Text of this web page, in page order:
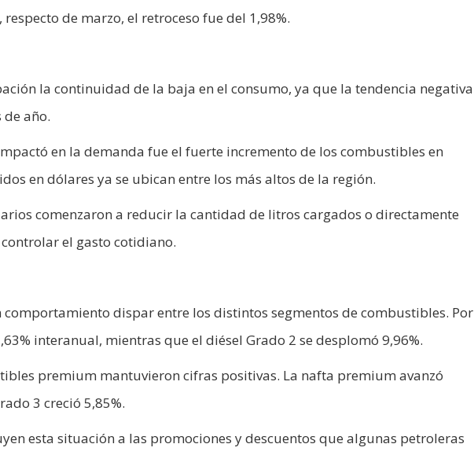
de marzo, el retroceso fue del 1,98%.
la continuidad de la baja en el consumo, ya que la tendencia negativa
de año.
en la demanda fue el fuerte incremento de los combustibles en
en dólares ya se ubican entre los más altos de la región.
comenzaron a reducir la cantidad de litros cargados o directamente
el gasto cotidiano.
dispar entre los distintos segmentos de combustibles. Por
interanual, mientras que el diésel Grado 2 se desplomó 9,96%.
premium mantuvieron cifras positivas. La nafta premium avanzó
3 creció 5,85%.
esta situación a las promociones y descuentos que algunas petroleras